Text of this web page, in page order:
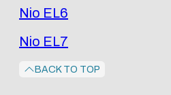
Nio EL6
Nio EL7
BACK TO TOP